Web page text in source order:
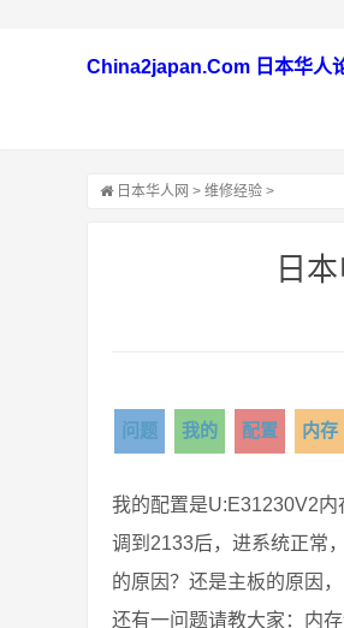
China2japan.Com 日本华人
日本华人网 > 维修经验 >
日
问题 我的 配置 内存
我的配置是U:E31230V2
调到2133后，进系统正常
的原因？还是主板的原因
还有一问题请教大家：内